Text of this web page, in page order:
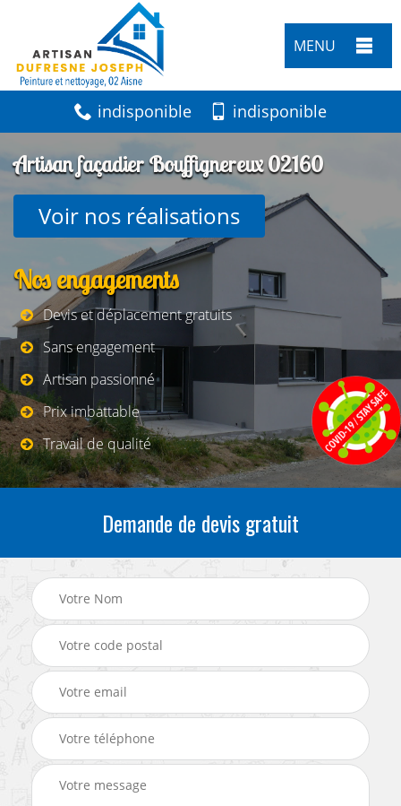
MENU
indisponible indisponible
Artisan façadier Bouffignereux 02160
Voir nos réalisations
Nos engagements
Devis et déplacement gratuits
Sans engagement
Artisan passionné
Prix imbattable
Travail de qualité
Demande de devis gratuit